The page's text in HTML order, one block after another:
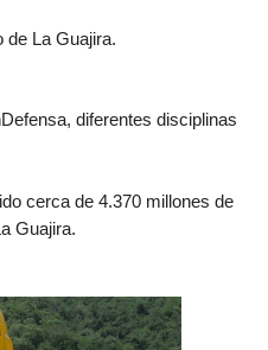
de La Guajira.
diferentes disciplinas
cerca de 4.370 millones de
Guajira.